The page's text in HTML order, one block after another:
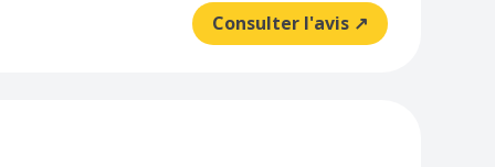
Consulter l'avis ↗